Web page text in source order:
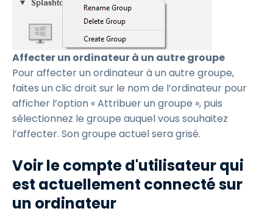
Affecter un ordinateur à un autre groupe
Pour affecter un ordinateur à un autre groupe,
faites un clic droit sur le nom de l’ordinateur pour
afficher l’option « Attribuer un groupe », puis
sélectionnez le groupe auquel vous souhaitez
l’affecter. Son groupe actuel sera grisé.
Voir le compte d'utilisateur qui
est actuellement connecté sur
un ordinateur